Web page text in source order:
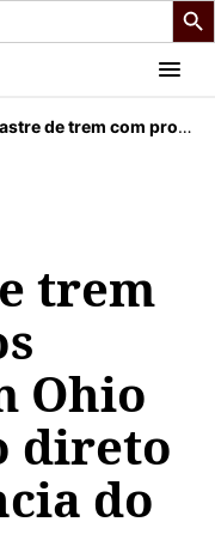
perigosos em Ohio foi resultado direto da dependência do país de combustíveis fósseis e plástico
trem
Ohio
direto
do